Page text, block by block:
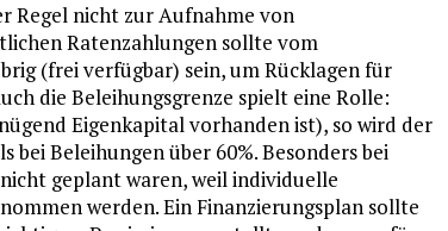
Regel nicht zur Aufnahme von
Ratenzahlungen sollte vom
(frei verfügbar) sein, um Rücklagen für
die Beleihungsgrenze spielt eine Rolle:
Eigenkapital vorhanden ist), so wird der
Beleihungen über 60%. Besonders bei
geplant waren, weil individuelle
werden. Ein Finanzierungsplan sollte